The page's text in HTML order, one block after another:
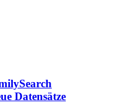
Datensätze